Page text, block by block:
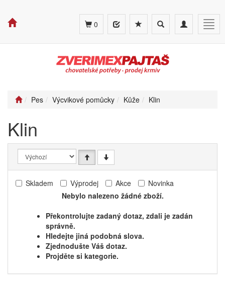
Toggle
navigation
Toggle
search
0
Pes Výcvikové pomůcky Kůže Klin
Klin
Skladem Výprodej Akce
Novinka
Nebylo nalezeno žádné zboží.
Překontrolujte zadaný dotaz, zdali je zadán
správně.
Hledejte jiná podobná slova.
Zjednodušte Váš dotaz.
Projděte si kategorie.